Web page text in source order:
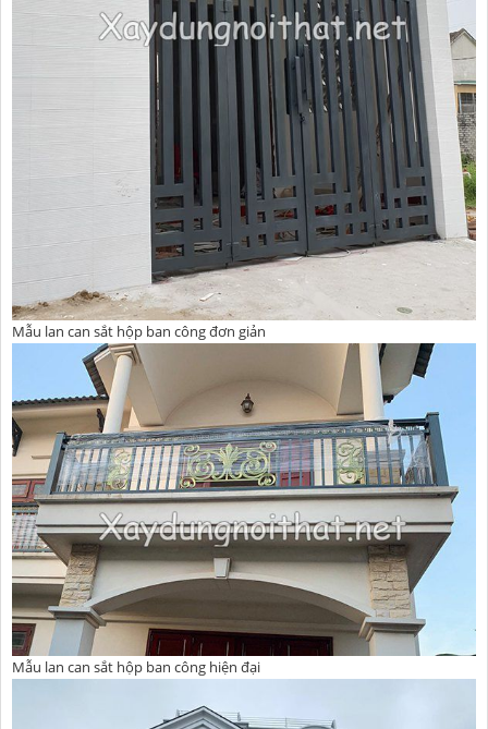
Mẫu lan can sắt hộp ban công đơn giản
Mẫu lan can sắt hộp ban công hiện đại